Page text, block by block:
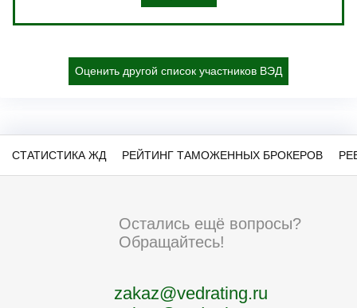
Оценить другой список участников ВЭД
СТАТИСТИКА ЖД РЕЙТИНГ ТАМОЖЕННЫХ БРОКЕРОВ
Остались ещё вопросы?
Обращайтесь!
zakaz@vedrating.ru